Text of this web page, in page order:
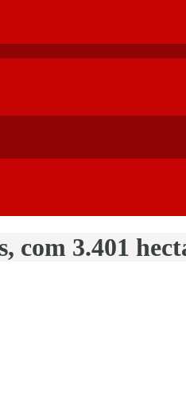
com 3.401